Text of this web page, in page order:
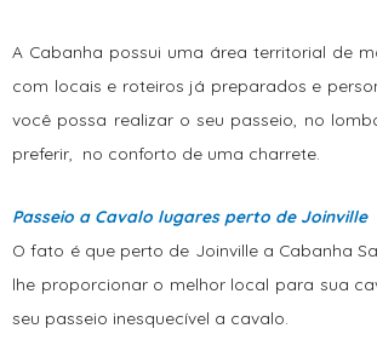
A Cabanha possui uma área territorial de
com locais e roteiros já preparados e
você possa realizar o seu passeio, no
preferir, no conforto de uma charrete.
Passeio a Cavalo lugares perto de Joinville
O fato é que perto de Joinville a Cabanha
lhe proporcionar o melhor local para sua
seu passeio inesquecível a cavalo.